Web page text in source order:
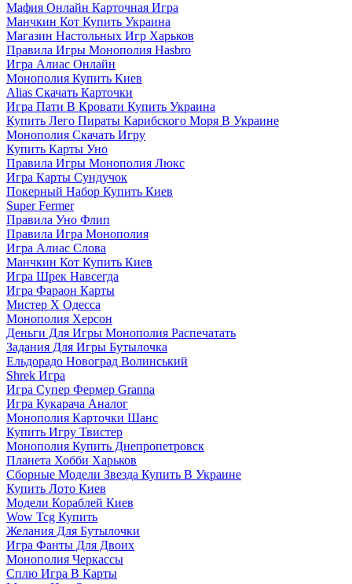
Мафия Онлайн Карточная Игра
Манчкин Кот Купить Украина
Магазин Настольных Игр Харьков
Правила Игры Монополия Hasbro
Игра Алиас Онлайн
Монополия Купить Киев
Alias Скачать Карточки
Игра Пати В Кровати Купить Украина
Купить Лего Пираты Карибского Моря В Украине
Монополия Скачать Игру
Купить Карты Уно
Правила Игры Монополия Люкс
Игра Карты Сундучок
Покерный Набор Купить Киев
Super Fermer
Правила Уно Флип
Правила Игра Монополия
Игра Алиас Слова
Манчкин Кот Купить Киев
Игра Шрек Навсегда
Игра Фараон Карты
Мистер Х Одесса
Монополия Херсон
Деньги Для Игры Монополия Распечатать
Задания Для Игры Бутылочка
Ельдорадо Новоград Волинський
Shrek Игра
Игра Супер Фермер Granna
Игра Кукарача Аналог
Монополия Карточки Шанс
Купить Игру Твистер
Монополия Купить Днепропетровск
Планета Хобби Харьков
Сборные Модели Звезда Купить В Украине
Купить Лото Киев
Модели Кораблей Киев
Wow Tcg Купить
Желания Для Бутылочки
Игра Фанты Для Двоих
Монополия Черкассы
Сплю Игра В Карты